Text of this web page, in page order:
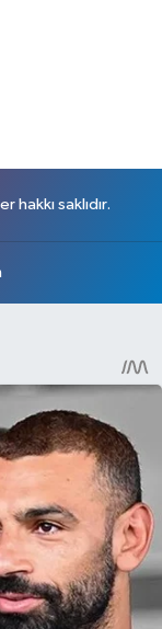
saklıdır.